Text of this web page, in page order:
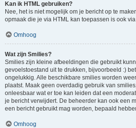
Kan ik HTML gebruiken?
Nee, het is niet mogelijk om je bericht op te
opmaak die je via HTML kan toepassen is ook
Omhoog
Wat zijn Smilies?
Smilies zijn kleine afbeeldingen die gebruikt
gevoelstoestand uit te drukken, bijvoorbeeld :)
ongelukkig. Alle beschikbare smilies worden
plaatst. Maak geen overdadig gebruik van
onleesbaar wat er toe kan leiden dat een
je bericht verwijdert. De beheerder kan ook een
een bericht gebruikt mag worden, bepaald
Omhoog